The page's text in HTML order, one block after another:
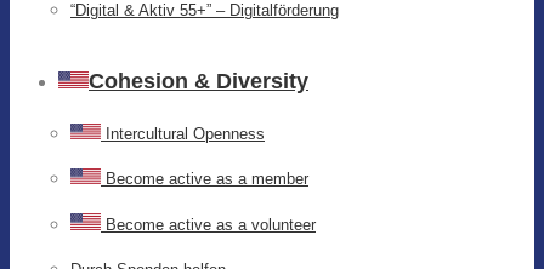
“Digital & Aktiv 55+” – Digitalförderung
Cohesion & Diversity
Intercultural Openness
Become active as a member
Become active as a volunteer